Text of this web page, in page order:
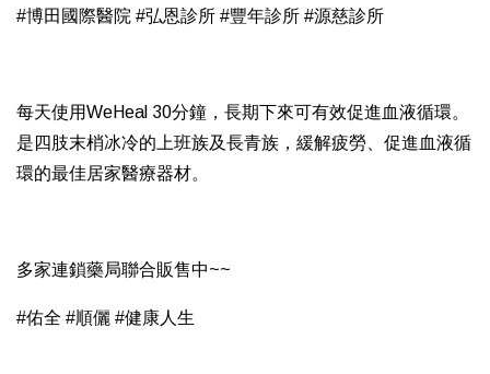
#博田國際醫院 #弘恩診所 #豐年診所 #源慈診所
每天使用WeHeal 30分鐘，長期下來可有效促進血液循環。
是四肢末梢冰冷的上班族及長青族，緩解疲勞、促進血液循
環的最佳居家醫療器材。
多家連鎖藥局聯合販售中~~
#佑全 #順儷 #健康人生